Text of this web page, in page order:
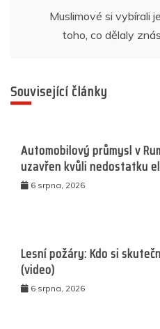
příspěvek
Muslimové si vybírali
toho, co dělaly
Související články
Automobilový průmysl v
uzavřen kvůli nedostatku
6 srpna, 2026
Lesní požáry: Kdo si
(video)
6 srpna, 2026